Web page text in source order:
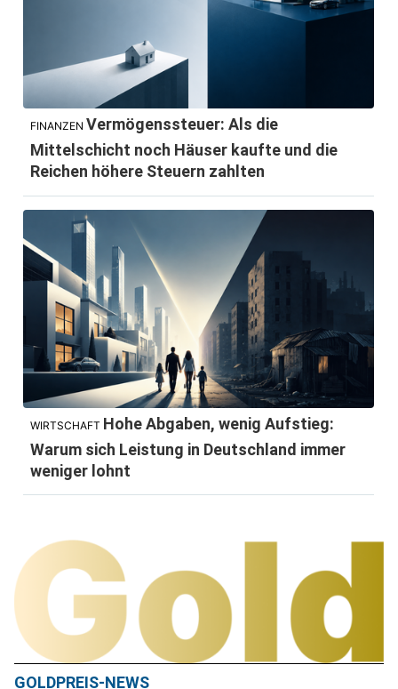
FINANZEN Vermögenssteuer: Als die
Mittelschicht noch Häuser kaufte und die
Reichen höhere Steuern zahlten
WIRTSCHAFT Hohe Abgaben, wenig Aufstieg:
Warum sich Leistung in Deutschland immer
weniger lohnt
GOLDPREIS-NEWS